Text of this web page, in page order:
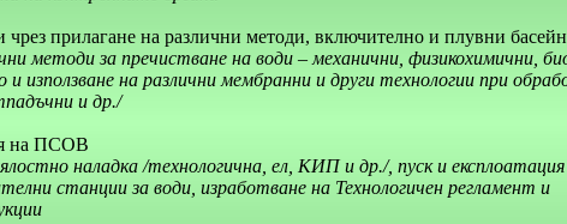
чрез прилагане на различни методи, включително и плувни
методи за пречистване на води – механични, физикохимични,
и използване на различни мембранни и други технологии при
и др./
на ПСОВ
наладка /технологична, ел, КИП и др./, пуск и
станции за води, изработване на Технологичен регламент и